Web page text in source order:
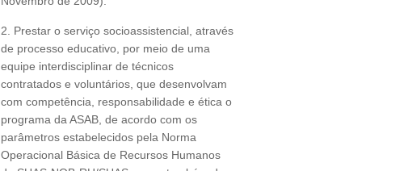
2. Prestar o serviço socioassistencial, através
de processo educativo, por meio de uma
equipe interdisciplinar de técnicos
contratados e voluntários, que desenvolvam
com competência, responsabilidade e ética o
programa da ASAB, de acordo com os
parâmetros estabelecidos pela Norma
Operacional Básica de Recursos Humanos